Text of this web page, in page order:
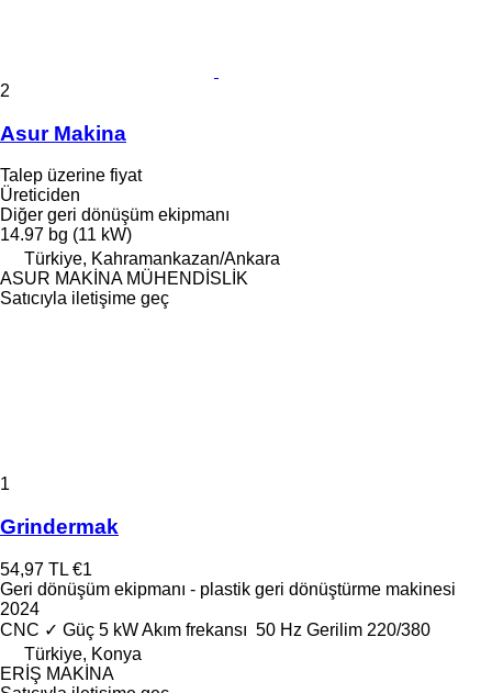
2
Asur Makina
Talep üzerine fiyat
Üreticiden
Diğer geri dönüşüm ekipmanı
14.97 bg (11 kW)
Türkiye, Kahramankazan/Ankara
ASUR MAKİNA MÜHENDİSLİK
Satıcıyla iletişime geç
1
Grindermak
54,97 TL €1
Geri dönüşüm ekipmanı - plastik geri dönüştürme makinesi
2024
CNC ✓ Güç 5 kWAkım frekansı 50 Hz Gerilim 220/380
Türkiye, Konya
ERİŞ MAKİNA